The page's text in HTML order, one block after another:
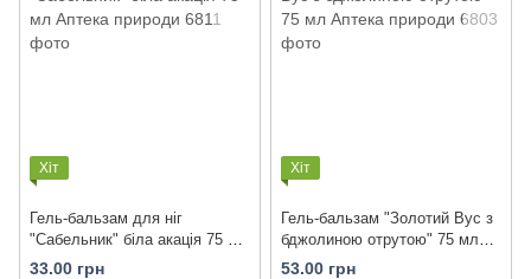
Хіт
Гель-бальзам для ніг
"Сабельник" біла акація 75 мл
Аптека природи
33.00 грн
Хіт
Гель-бальзам "Золотий Вус з
бджолиною отрутою" 75 мл
Аптека природи
53.00 грн